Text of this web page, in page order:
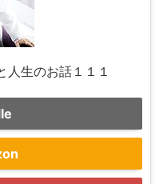
生のお話１１１